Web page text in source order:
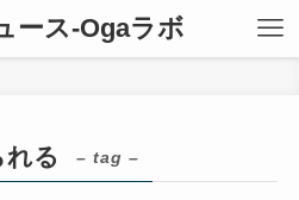
ース-Ogaラボ
る – tag –